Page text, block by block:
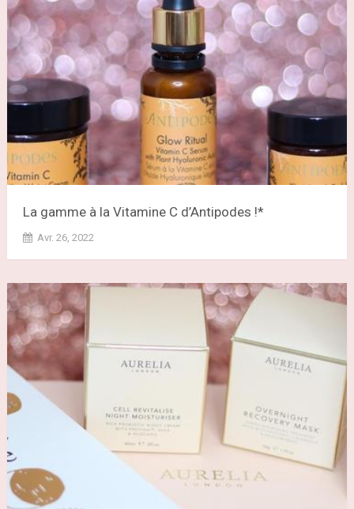
La gamme à la Vitamine C d’Antipodes !*
Avr. 26, 2022